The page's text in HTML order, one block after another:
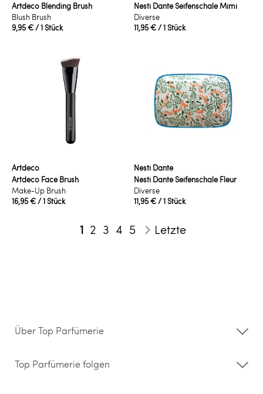
Artdeco Blending Brush
Blush Brush
9,95 €/ 1 Stück
Nesti Dante Seifenschale Mimi
Diverse
11,95 €/ 1 Stück
Artdeco
Artdeco Face Brush
Make-Up Brush
16,95 €/ 1 Stück
Nesti Dante
Nesti Dante Seifenschale Fleur
Diverse
11,95 €/ 1 Stück
Seite
Sie lesen gerade die Seite
1 Seite
2 Seite
3 Seite
4 Seite
5 Seite
Weiter
Letzte
Über Top Parfümerie
Storefinder
Kontakt
Top Parfümerie folgen